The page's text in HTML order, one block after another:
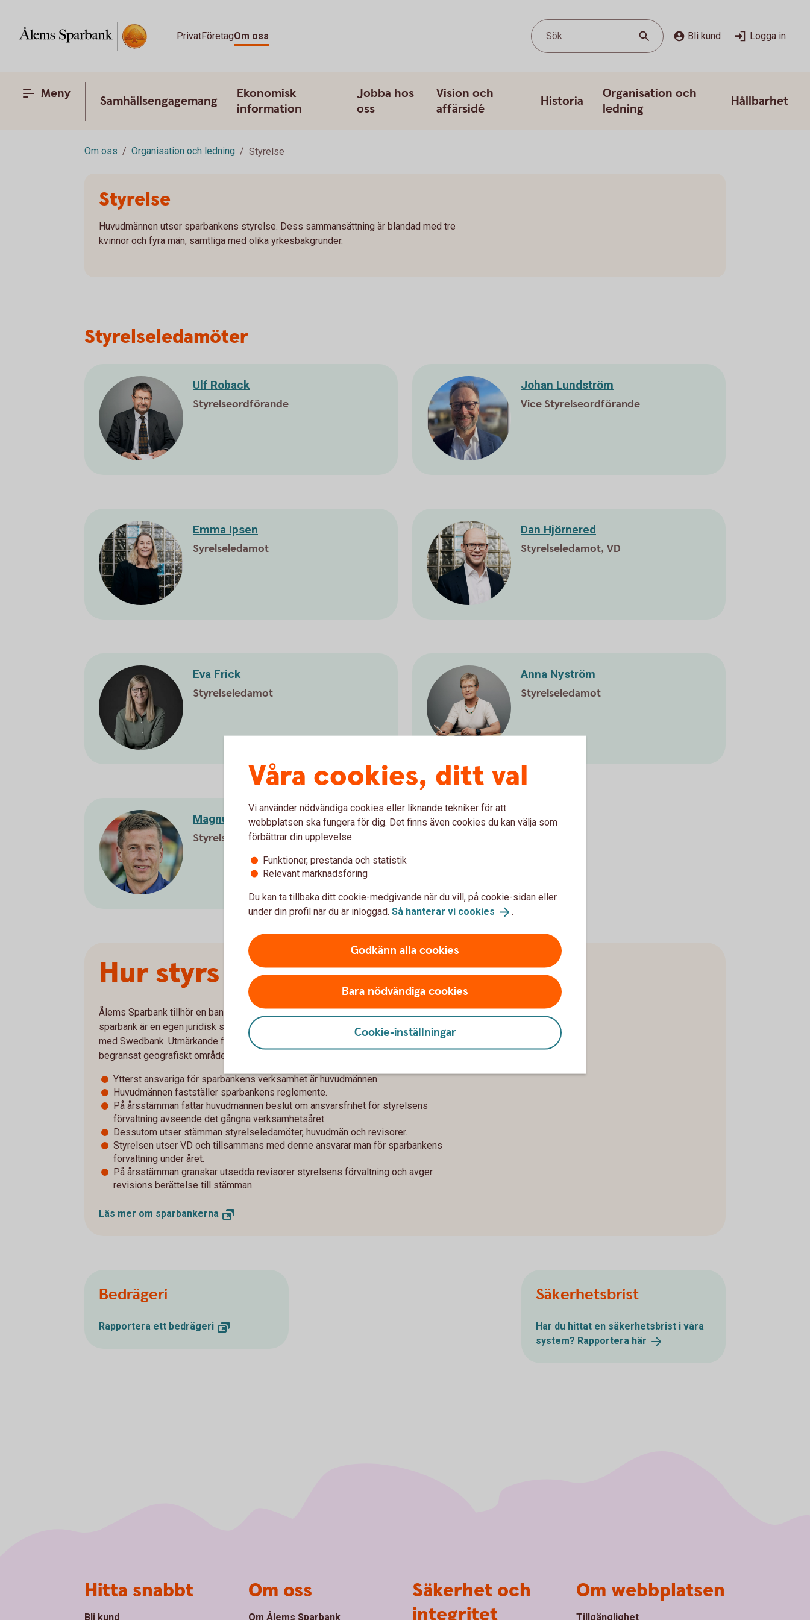
PrivatFöretagOm oss Sök Bli kund Logga in
Meny Samhällsengagemang
Ekonomisk
information
Jobba hos
oss
Vision och
affärsidé
Historia
Organisation och
ledning
Hållbarhet
Om oss Organisation och ledning Styrelse
Styrelse
Huvudmännen utser sparbankens styrelse. Dess sammansättning är blandad med tre
kvinnor och fyra män, samtliga med olika yrkesbakgrunder.
Styrelseledamöter
Ulf Roback
Styrelseordförande
Emma Ipsen
Syrelseledamot
Eva Frick
Styrelseledamot
Magnus Krantz
Styrelseledamot
Johan Lundström
Vice Styrelseordförande
Dan Hjörnered
Styrelseledamot, VD
Anna Nyström
Styrelseledamot
Hur styrs banken?
Ålems Sparbank tillhör en bankform som särskiljer sig från de större affärsbankerna. En
sparbank är en egen juridisk självständig enhet, men bedriver ett samarbete via ett avtal
med Swedbank. Utmärkande för en sparbank är att man huvudsakligen verkar inom ett
begränsat geografiskt område, har inga ägare och drivs utan enskilt vinstintresse.
Ytterst ansvariga för sparbankens verksamhet är huvudmännen.
Huvudmännen fastställer sparbankens reglemente.
På årsstämman fattar huvudmännen beslut om ansvarsfrihet för styrelsens
förvaltning avseende det gångna verksamhetsåret.
Dessutom utser stämman styrelseledamöter, huvudmän och revisorer.
Styrelsen utser VD och tillsammans med denne ansvarar man för sparbankens
förvaltning under året.
På årsstämman granskar utsedda revisorer styrelsens förvaltning och avger
revisions berättelse till stämman.
Läs mer om sparbankerna
Bedrägeri
Rapportera ett bedrägeri
Säkerhetsbrist
Har du hittat en säkerhetsbrist i våra
system? Rapportera här
Våra cookies, ditt val
Vi använder nödvändiga cookies eller liknande tekniker för att
webbplatsen ska fungera för dig. Det finns även cookies du kan välja som
förbättrar din upplevelse:
Funktioner, prestanda och statistik
Relevant marknadsföring
Du kan ta tillbaka ditt cookie-medgivande när du vill, på cookie-sidan eller
under din profil när du är inloggad. Så hanterar vi cookies .
Godkänn alla cookies
Bara nödvändiga cookies
Cookie-inställningar
Hitta snabbt
Bli kund
Om oss
Om Ålems Sparbank
Säkerhet och
integritet
Om webbplatsen
Tillgänglighet